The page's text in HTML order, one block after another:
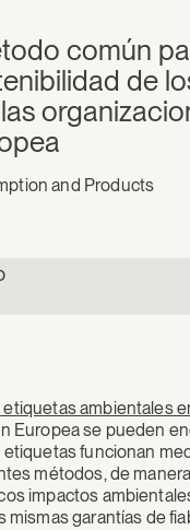
común
de
and Products
etiquetas ambientales
Europea se pueden
etiquetas funcionan
métodos, de
impactos
mismas garantías de